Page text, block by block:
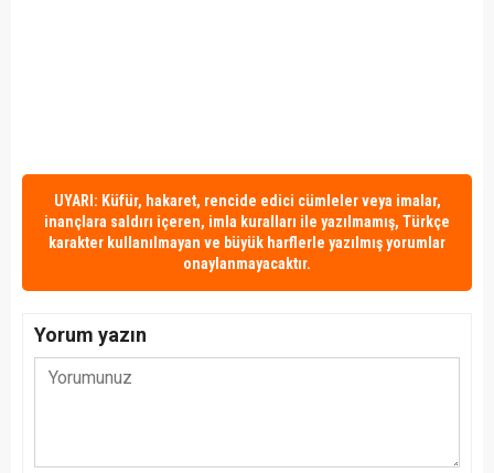
UYARI: Küfür, hakaret, rencide edici cümleler veya imalar,
inançlara saldırı içeren, imla kuralları ile yazılmamış, Türkçe
karakter kullanılmayan ve büyük harflerle yazılmış yorumlar
onaylanmayacaktır.
Yorum yazın